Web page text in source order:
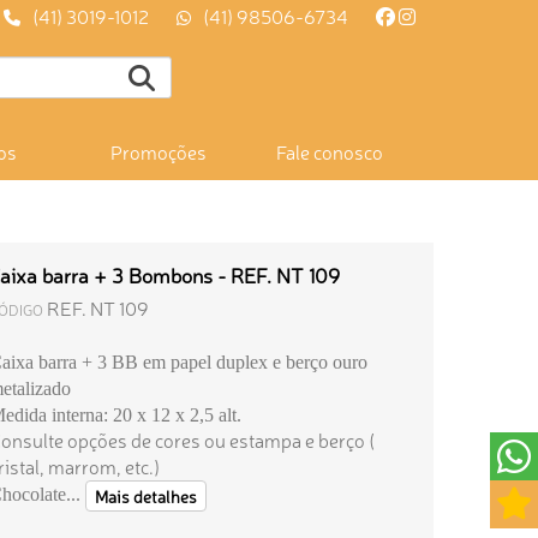
(41) 3019-1012 (41) 98506-6734
Promoções Fale conosco
barra + 3 Bombons - REF. NT 109
REF. NT 109
barra + 3 BB em papel duplex e berço ouro
interna: 20 x 12 x 2,5 alt.
opções de cores ou estampa e berço (
marrom, etc.)
Mais detalhes